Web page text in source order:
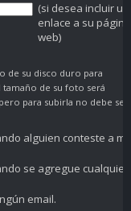
(si desea incluir un
enlace a su página
web)
de su disco duro para
de su foto será
para subirla no debe ser
alguien conteste a mi
se agregue cualquier
email.